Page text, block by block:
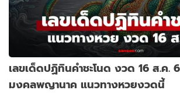
เลขเด็ดปฏิทินคำชะโนด งวด 16 ส.ค.
มงคลพญานาค แนวทางหวยงวดนี้